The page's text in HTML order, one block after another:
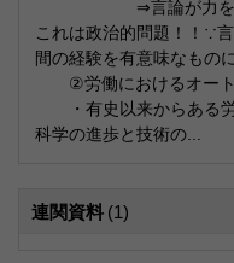
⇒言論が力を失う
これは政治的問題！！∵
間の経験を有意味なもの
②労働におけるオート
・有史以来からある労
科学の進歩と技術の...
連関資料 (1)